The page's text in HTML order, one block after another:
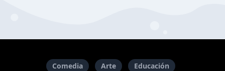
Comedia Arte
Educación